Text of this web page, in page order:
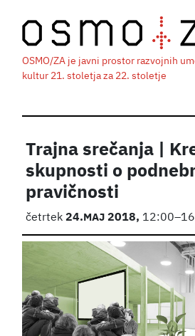
OSMO/ZA je javni prostor razvojnih
kultur 21. stoletja za 22. stoletje
Trajna srečanja |
skupnosti o
pravičnosti
četrtek24.MAJ2018,